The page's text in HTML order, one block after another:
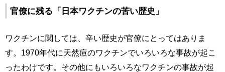
官僚に残る「日本ワクチンの苦い歴史」
ワクチンに関しては、辛い歴史が官僚にとってはありま
す。1970年代に天然痘のワクチンでいろいろな事故が起こ
ったわけです。その他にもいろいろなワクチンの事故が起